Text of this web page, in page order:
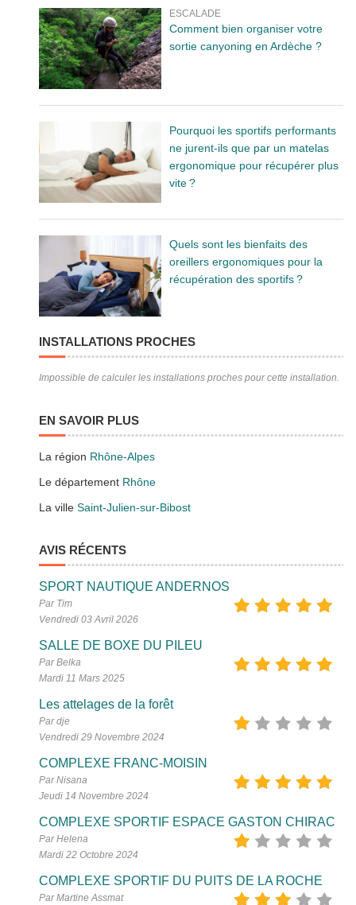
ESCALADE
Comment bien organiser votre
sortie canyoning en Ardèche ?
Pourquoi les sportifs performants
ne jurent-ils que par un matelas
ergonomique pour récupérer plus
vite ?
Quels sont les bienfaits des
oreillers ergonomiques pour la
récupération des sportifs ?
INSTALLATIONS PROCHES
Impossible de calculer les installations proches pour cette installation.
EN SAVOIR PLUS
La région Rhône-Alpes
Le département Rhône
La villeSaint-Julien-sur-Bibost
AVIS RÉCENTS
SPORT NAUTIQUE ANDERNOS
Par Tim
Vendredi 03 Avril 2026
SALLE DE BOXE DU PILEU
Par Belka
Mardi 11 Mars 2025
Les attelages de la forêt
Par dje
Vendredi 29 Novembre 2024
COMPLEXE FRANC-MOISIN
Par Nisana
Jeudi 14 Novembre 2024
COMPLEXE SPORTIF ESPACE GASTON CHIRAC
Par Helena
Mardi 22 Octobre 2024
COMPLEXE SPORTIF DU PUITS DE LA ROCHE
Par Martine Assmat